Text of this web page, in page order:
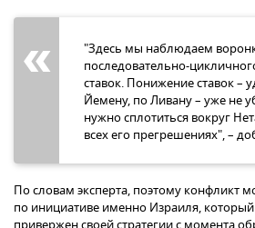
"Здесь мы наблюдаем
последовательно-
ставок. Понижение ставок –
Йемену, по Ливану – уже не
нужно сплотиться вокруг
всех его прегрешениях", –
По словам эксперта, поэтому конфликт
по инициативе именно Израиля,
привержен своей стратегии с момента